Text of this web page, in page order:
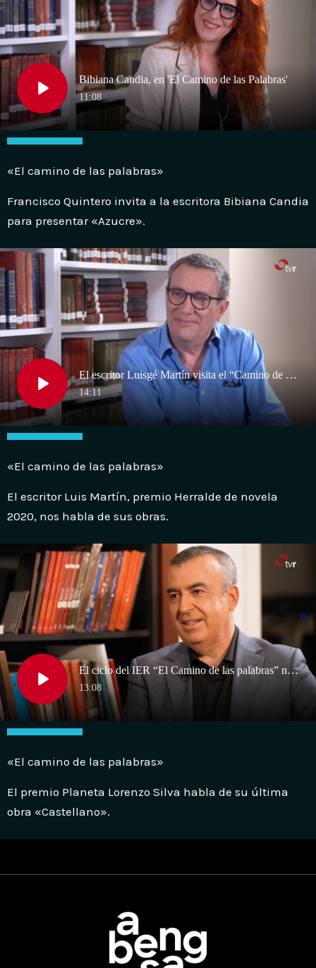
«El camino de las palabras»
Francisco Quintero invita a la escritora Bibiana Candia
para presentar «Azucre».
«El camino de las palabras»
El escritor Luis Martín, premio Herralde de novela
2020, nos habla de sus obras.
«El camino de las palabras»
El premio Planeta Lorenzo Silva habla de su última
obra «Castellano».